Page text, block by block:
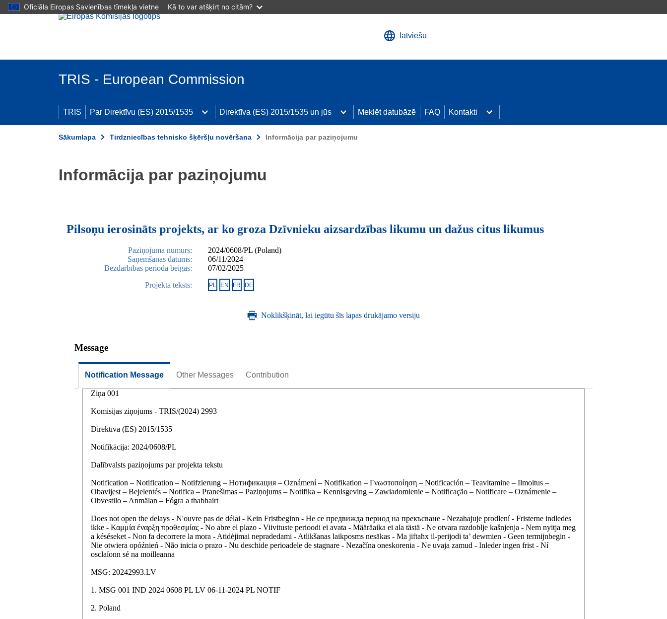
Skip to main content
Oficiāla Eiropas Savienības tīmekļa vietne Kā to var atšķirt no citām?
latviešu
TRIS - European Commission
TRIS Par Direktīvu (ES) 2015/1535 Direktīva (ES) 2015/1535 un jūs Meklēt datubāzē FAQ Kontakti
Sākumlapa Tirdzniecības tehnisko šķēršļu novēršana Informācija par paziņojumu
Informācija par paziņojumu
Pilsoņu ierosināts projekts, ar ko groza Dzīvnieku aizsardzības likumu un dažus citus likumus
Paziņojuma numurs:
2024/0608/PL (Poland)
Saņemšanas datums:
06/11/2024
Bezdarbības perioda beigas:
07/02/2025
Projekta teksts:
PL EN FR DE
Noklikšķināt, lai iegūtu šīs lapas drukājamo versiju
Message
Notification Message Other Messages Contribution
Ziņa 001
Komisijas ziņojums - TRIS/(2024) 2993
Direktīva (ES) 2015/1535
Notifikācija: 2024/0608/PL
Dalībvalsts paziņojums par projekta tekstu
Notification – Notification – Notifzierung – Нотификация – Oznámení – Notifikation – Γνωστοποίηση – Notificación – Teavitamine – Ilmoitus –
Obavijest – Bejelentés – Notifica – Pranešimas – Paziņojums – Notifika – Kennisgeving – Zawiadomienie – Notificação – Notificare – Oznámenie –
Obvestilo – Anmälan – Fógra a thabhairt
Does not open the delays - N'ouvre pas de délai - Kein Fristbeginn - Не се предвижда период на прекъсване - Nezahajuje prodlení - Fristerne indledes
ikke - Καμμία έναρξη προθεσμίας - No abre el plazo - Viivituste perioodi ei avata - Määräaika ei ala tästä - Ne otvara razdoblje kašnjenja - Nem nyitja meg
a késéseket - Non fa decorrere la mora - Atidėjimai nepradedami - Atlikšanas laikposms nesākas - Ma jiftaħx il-perijodi ta’ dewmien - Geen termijnbegin -
Nie otwiera opóźnień - Não inicia o prazo - Nu deschide perioadele de stagnare - Nezačína oneskorenia - Ne uvaja zamud - Inleder ingen frist - Ní
osclaíonn sé na moilleanna
MSG: 20242993.LV
1. MSG 001 IND 2024 0608 PL LV 06-11-2024 PL NOTIF
2. Poland